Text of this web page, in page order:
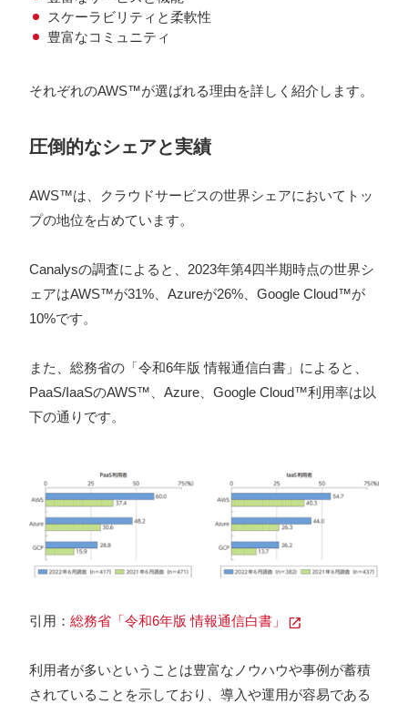
スケーラビリティと柔軟性
豊富なコミュニティ
それぞれのAWS™が選ばれる理由を詳しく紹介します。
圧倒的なシェアと実績
AWS™は、クラウドサービスの世界シェアにおいてトッ
プの地位を占めています。
Canalysの調査によると、2023年第4四半期時点の世界シ
ェアはAWS™が31%、Azureが26%、Google Cloud™が
10%です。
また、総務省の「令和6年版 情報通信白書」によると、
PaaS/IaaSのAWS™、Azure、Google Cloud™利用率は以
下の通りです。
引用： 総務省「令和6年版 情報通信白書」
利用者が多いということは豊富なノウハウや事例が蓄積
されていることを示しており、導入や運用が容易である